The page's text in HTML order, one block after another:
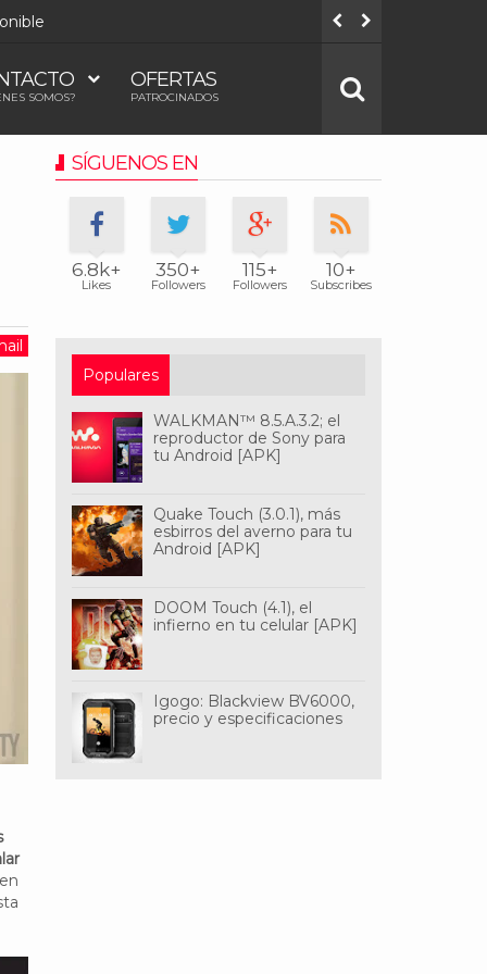
SOMOS?
OFERTAS
PATROCINADOS
SÍGUENOS EN
6.8k+
Likes
350+
Followers
115+
Followers
10+
Subscribes
Populares
WALKMAN™ 8.5.A.3.2; el
reproductor de Sony para
tu Android [APK]
Quake Touch (3.0.1), más
esbirros del averno para tu
Android [APK]
DOOM Touch (4.1), el
infierno en tu celular [APK]
Igogo: Blackview BV6000,
precio y especificaciones